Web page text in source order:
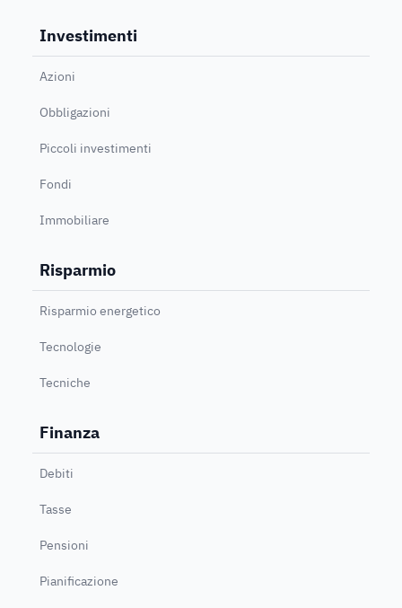
Investimenti
Azioni
Obbligazioni
Piccoli investimenti
Fondi
Immobiliare
Risparmio
Risparmio energetico
Tecnologie
Tecniche
Finanza
Debiti
Tasse
Pensioni
Pianificazione